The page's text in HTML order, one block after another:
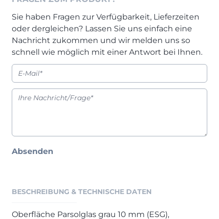
Einzelbetten & Futonbetten
Folie & Lack
ALLES ANZEIGEN
KLEINMÖBEL & DIELE
Einzelmöbel & Schuhschränke
Dielenprogramme
ALLES ANZEIGEN
PROSPEKTE & KATALOGE
Henders & Hazel Katalog
Möbelverkäufer (m/w/d)
Marketing-Manager (m/w/d)
Küchenfachberater (m/w/d)
Schreiner/Monteur (m/w/d)
Kurzbewerbung senden
KONTAKT & FORMULARE
Auftragsstatus anfordern
Wunsch-Liefertermin
Sie haben Fragen zur Verfügbarkeit, Lieferzeiten
oder dergleichen? Lassen Sie uns einfach eine
Nachricht zukommen und wir melden uns so
schnell wie möglich mit einer Antwort bei Ihnen.
Absenden
BESCHREIBUNG & TECHNISCHE DATEN
Oberfläche Parsolglas grau 10 mm (ESG),